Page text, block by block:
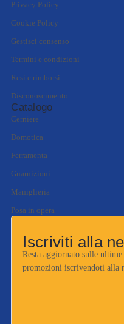
Privacy Policy
Cookie Policy
Gestisci consenso
Termini e condizioni
Resi e rimborsi
Disconoscimento
Catalogo
Cerniere
Domotica
Ferramenta
Guarnizioni
Maniglieria
Posa in opera
Iscriviti alla
Resta aggiornato sulle
promozioni iscrivendoti alla